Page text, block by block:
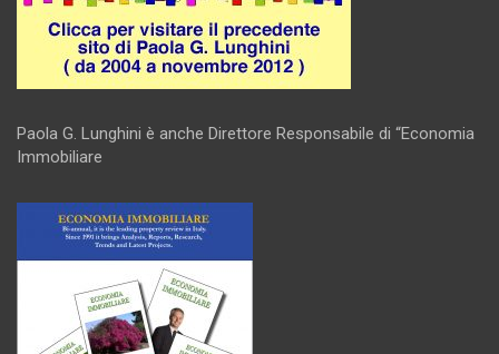
Paola G. Lunghini è anche Direttore Responsabile di “Economia
Immobiliare